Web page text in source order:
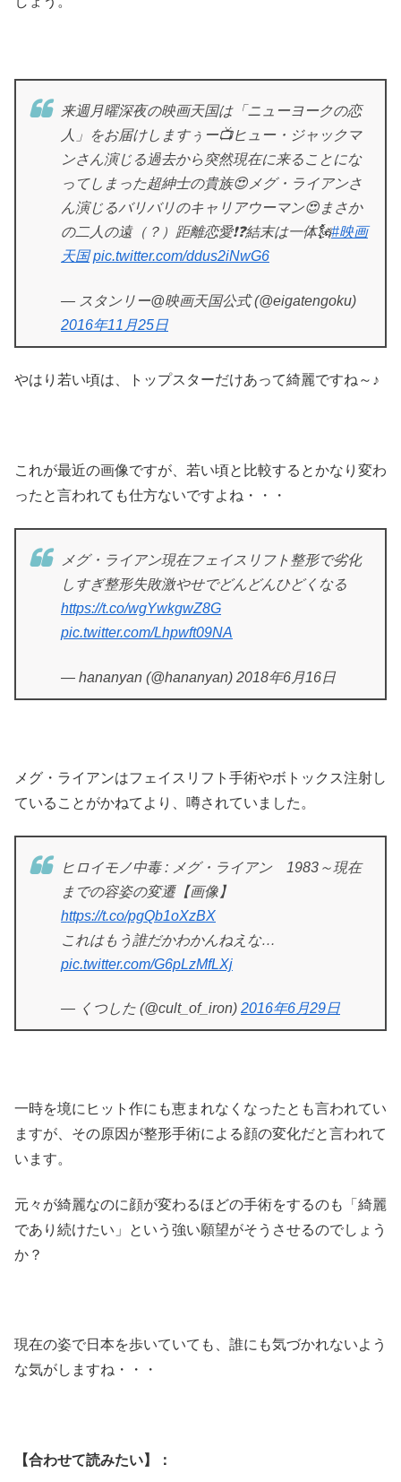
来週月曜深夜の映画天国は「ニューヨークの恋
人」をお届けしますぅー📺ヒュー・ジャックマ
ンさん演じる過去から突然現在に来ることにな
ってしまった超紳士の貴族😍メグ・ライアンさ
ん演じるバリバリのキャリアウーマン😍まさか
の二人の遠（？）距離恋愛❗❓結末は一体🗽#映画
天国 pic.twitter.com/ddus2iNwG6
— スタンリー@映画天国公式 (@eigatengoku)
2016年11月25日
やはり若い頃は、トップスターだけあって綺麗ですね～♪
これが最近の画像ですが、若い頃と比較するとかなり変わ
ったと言われても仕方ないですよね・・・
メグ・ライアン現在フェイスリフト整形で劣化
しすぎ整形失敗激やせでどんどんひどくなる
https://t.co/wgYwkgwZ8G
pic.twitter.com/Lhpwft09NA
— hananyan (@hananyan) 2018年6月16日
メグ・ライアンはフェイスリフト手術やボトックス注射し
ていることがかねてより、噂されていました。
ヒロイモノ中毒 : メグ・ライアン 1983～現在
までの容姿の変遷【画像】
https://t.co/pgQb1oXzBX
これはもう誰だかわかんねえな…
pic.twitter.com/G6pLzMfLXj
— くつした (@cult_of_iron) 2016年6月29日
一時を境にヒット作にも恵まれなくなったとも言われてい
ますが、その原因が整形手術による顔の変化だと言われて
います。
元々が綺麗なのに顔が変わるほどの手術をするのも「綺麗
であり続けたい」という強い願望がそうさせるのでしょう
か？
現在の姿で日本を歩いていても、誰にも気づかれないよう
な気がしますね・・・
【合わせて読みたい】：